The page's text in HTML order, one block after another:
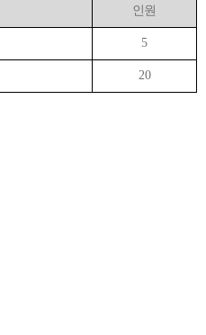
인원
5
20